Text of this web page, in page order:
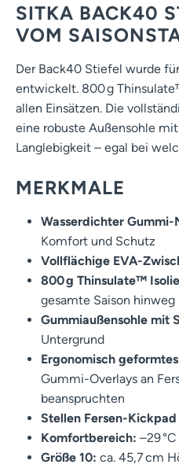
SITKA BACK40
VOM
Der Back40 Stiefel wurde
entwickelt. 800 g
allen Einsätzen. Die
eine robuste Außensohle
Langlebigkeit – egal bei
MERKMALE
Wasserdichter
Komfort und Schutz
Vollflächige EVA-
800 g Thinsulate™
gesamte Saison hinweg
Gummiaußensohle mit
Untergrund
Ergonomisch
Gummi-Overlays an
beanspruchten
Stellen Fersen-Kickpad
Komfortbereich: –29
Größe 10: ca. 45,7 cm